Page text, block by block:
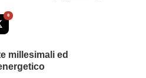
0
millesimali ed